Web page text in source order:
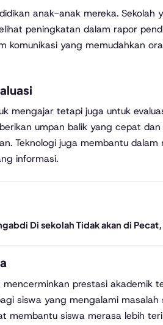
anak-anak mereka.
peningkatan dalam rapor
komunikasi yang memudahkan
mengajar tetapi juga untuk
umpan balik yang cepat
Teknologi juga membantu
informasi.
Di sekolah Tidak akan di
prestasi akademik
siswa yang mengalami
membantu siswa merasa lebih